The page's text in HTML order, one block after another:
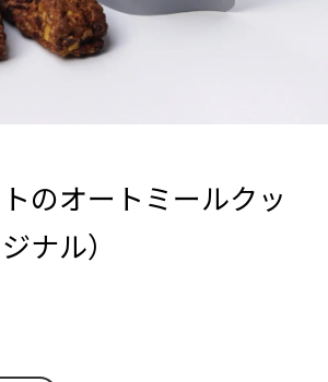
のオートミールクッ
ナル）